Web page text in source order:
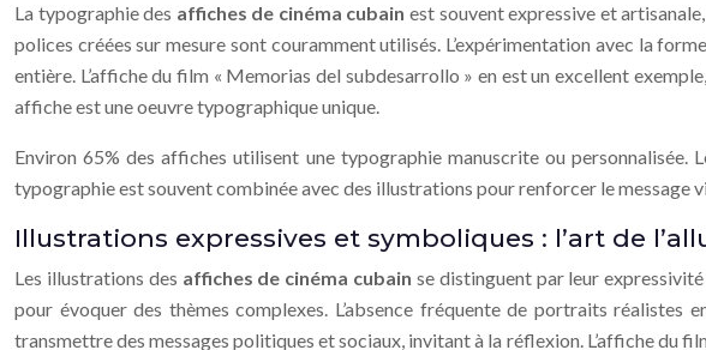
La typographie des affiches de cinéma cubainest souvent expressive et
polices créées sur mesure sont couramment utilisés. L’expérimentation avec la
entière. L’affiche du film « Memorias del subdesarrollo » en est un excellent
affiche est une oeuvre typographique unique.
Environ 65% des affiches utilisent une typographie manuscrite ou personnalisée.
typographie est souvent combinée avec des illustrations pour renforcer le message
Illustrations expressives et symboliques : l’art de
Les illustrations des affiches de cinéma cubain se distinguent par leur
pour évoquer des thèmes complexes. L’absence fréquente de portraits
transmettre des messages politiques et sociaux, invitant à la réflexion. L’affiche du